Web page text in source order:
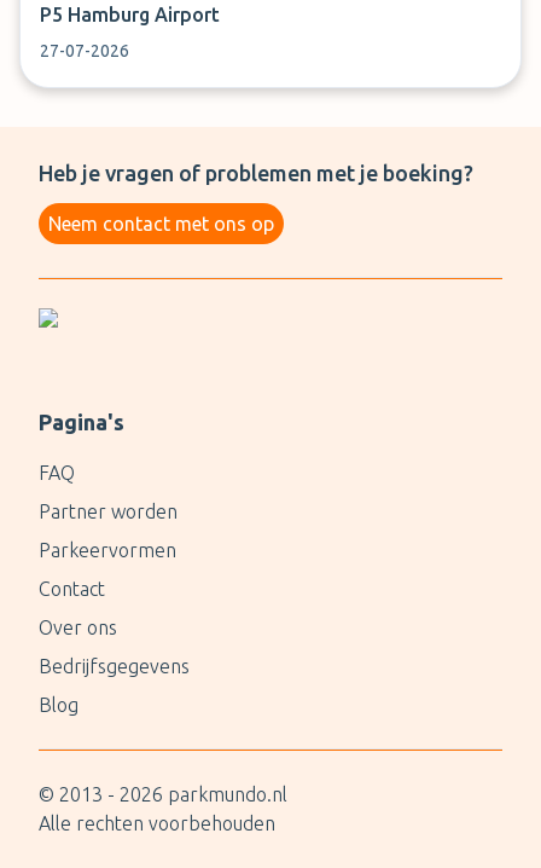
P5 Hamburg Airport
27-07-2026
Heb je vragen of problemen met je boeking?
Neem contact met ons op
Pagina's
FAQ
Partner worden
Parkeervormen
Contact
Over ons
Bedrijfsgegevens
Blog
© 2013 - 2026 parkmundo.nl
Alle rechten voorbehouden